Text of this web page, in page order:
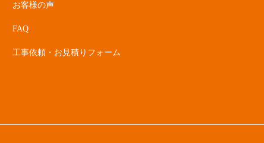
お客様の声
FAQ
工事依頼・お見積りフォーム